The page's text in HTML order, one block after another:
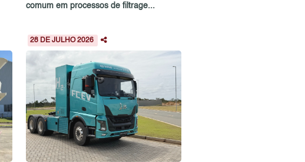
comum em processos de filtrage...
28 DE JULHO 2026